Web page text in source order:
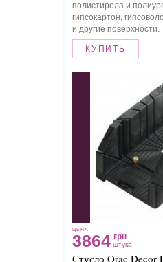
полистирола и
гипсокартон,
и другие поверхности.
КУПИТЬ
ЦЕНА
3864 грн
штука
Стусло Orac Decor